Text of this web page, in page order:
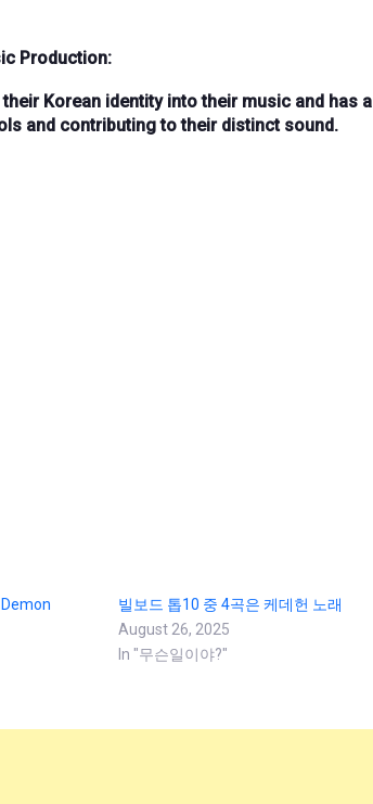
Production:
their Korean identityinto their music and has a
and contributing to their distinct sound.
빌보드 톱10 중 4곡은 케데헌 노래
August 26, 2025
In "무슨일이야?"